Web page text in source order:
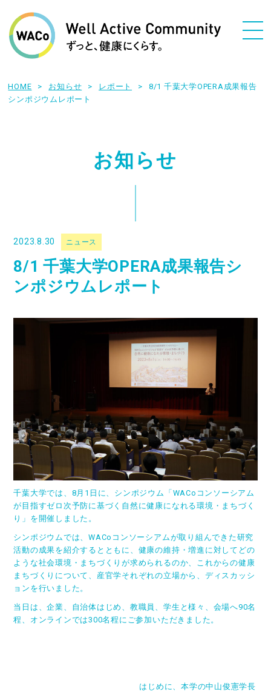
HOME お知らせ レポート
8/1 千葉大学OPERA成果報告
シンポジウムレポート
お知らせ
2023.8.30 ニュース
8/1 千葉大学OPERA成果報告シ
ンポジウムレポート
千葉大学では、8月1日に、シンポジウム「WACoコンソーシアム
が目指すゼロ次予防に基づく自然に健康になれる環境・まちづく
り」を開催しました。
シンポジウムでは、WACoコンソーシアムが取り組んできた研究
活動の成果を紹介するとともに、健康の維持・増進に対してどの
ような社会環境・まちづくりが求められるのか、これからの健康
まちづくりについて、産官学それぞれの立場から、ディスカッシ
ョンを行いました。
当日は、企業、自治体はじめ、教職員、学生と様々、会場へ90名
程、オンラインでは300名程にご参加いただきました。
はじめに、本学の中山俊憲学長